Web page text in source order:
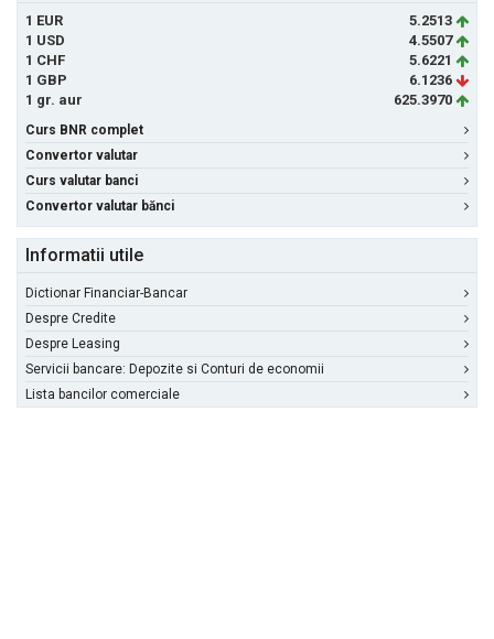
1 EUR
5.2513
1 USD
4.5507
1 CHF
5.6221
1 GBP
6.1236
1 gr. aur
625.3970
Curs BNR complet
Convertor valutar
Curs valutar banci
Convertor valutar bănci
Informatii utile
Dictionar Financiar-Bancar
Despre Credite
Despre Leasing
Servicii bancare: Depozite si Conturi de economii
Lista bancilor comerciale